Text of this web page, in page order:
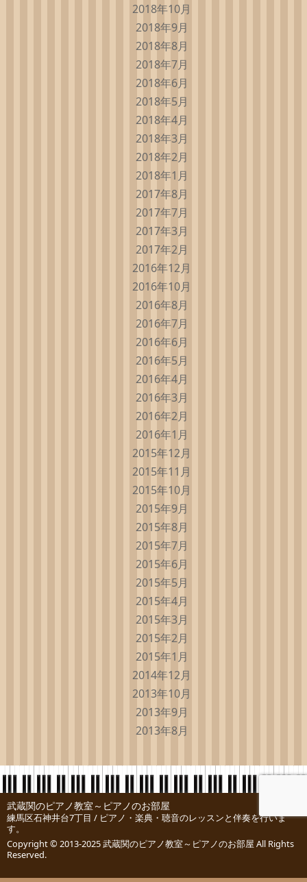
2018年10月
2018年9月
2018年8月
2018年7月
2018年6月
2018年5月
2018年4月
2018年3月
2018年2月
2018年1月
2017年8月
2017年7月
2017年3月
2017年2月
2016年12月
2016年10月
2016年8月
2016年7月
2016年6月
2016年5月
2016年4月
2016年3月
2016年2月
2016年1月
2015年12月
2015年11月
2015年10月
2015年9月
2015年8月
2015年7月
2015年6月
2015年5月
2015年4月
2015年3月
2015年2月
2015年1月
2014年12月
2013年10月
2013年9月
2013年8月
武蔵関のピアノ教室～ピアノのお部屋
練馬区石神井台7丁目 / ピアノ・楽典・聴音のレッスンと伴奏を行いま
す。
Copyright © 2013-2025武蔵関のピアノ教室～ピアノのお部屋 All Rights
Reserved.